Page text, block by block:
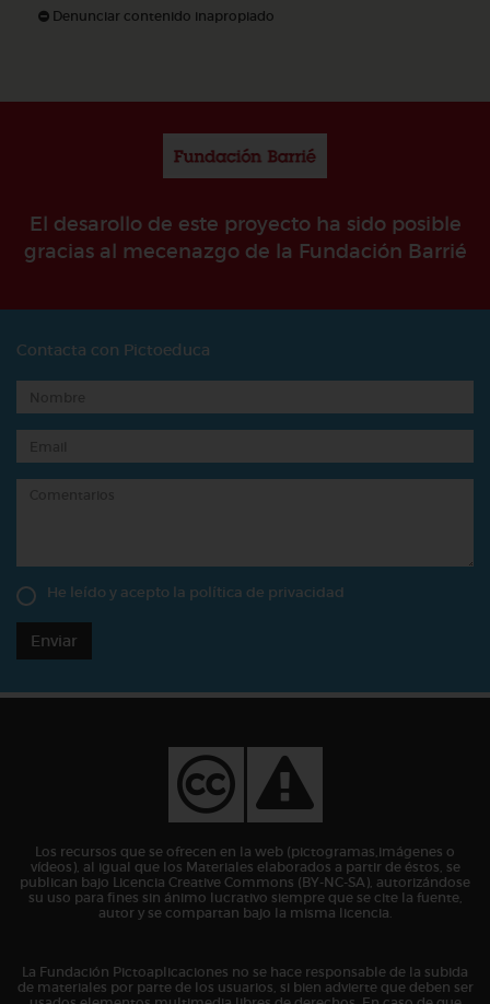
Denunciar contenido inapropiado
El desarollo de este proyecto ha sido posible
gracias al mecenazgo de la Fundación Barrié
Contacta con Pictoeduca
He leído y acepto la política de privacidad
Enviar
Los recursos que se ofrecen en la web (pictogramas,imágenes o
vídeos), al igual que los Materiales elaborados a partir de éstos, se
publican bajo Licencia Creative Commons (BY-NC-SA), autorizándose
su uso para fines sin ánimo lucrativo siempre que se cite la fuente,
autor y se compartan bajo la misma licencia.
La Fundación Pictoaplicaciones no se hace responsable de la subida
de materiales por parte de los usuarios, si bien advierte que deben ser